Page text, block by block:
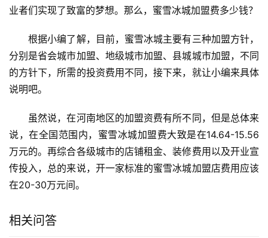
业者们实现了致富的梦想。那么，蜜雪冰城加盟费多少钱？
根据小编了解，目前，蜜雪冰城主要有三种加盟方针，
分别是省会城市加盟、地级城市加盟、县城城市加盟，不同
的方针下，所需的投资费用不同，接下来，就让小编来具体
说明吧。
虽然说，在河南地区的加盟资费有所不同，但是总体来
说，在全国范围内，蜜雪冰城加盟费大致是在14.64-15.56
万元的。再综合各级城市的店铺租金、装修费用以及开业宣
传投入，总的来说，开一家标准的蜜雪冰城加盟店费用应该
在20-30万元间。
相关问答